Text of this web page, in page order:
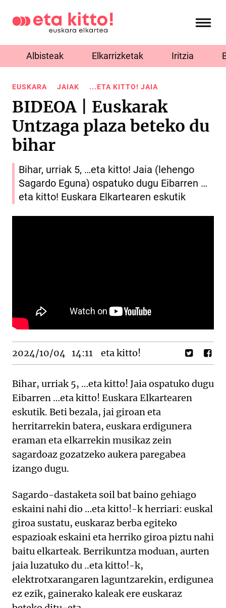
Albisteak Elkarrizketak Iritzia
EUSKARA JAIAK ...ETA KITTO! JAIA
BIDEOA | Euskarak
Untzaga plaza beteko du
bihar
Bihar, urriak 5, …eta kitto! Jaia (lehengo
Sagardo Eguna) ospatuko dugu Eibarren …
eta kitto! Euskara Elkartearen eskutik
2024/10/04 14:11 eta kitto!
Bihar, urriak 5, …eta kitto! Jaia ospatuko dugu
Eibarren …eta kitto! Euskara Elkartearen
eskutik. Beti bezala, jai giroan eta
herritarrekin batera, euskara erdigunera
eraman eta elkarrekin musikaz zein
sagardoaz gozatzeko aukera paregabea
izango dugu.
Sagardo-dastaketa soil bat baino gehiago
eskaini nahi dio …eta kitto!-k herriari: euskal
giroa sustatu, euskaraz berba egiteko
espazioak eskaini eta herriko giroa piztu nahi
baitu elkarteak. Berrikuntza moduan, aurten
jaia luzatuko du ..eta kitto!-k,
elektrotxarangaren laguntzarekin, erdigunea
ez ezik, gainerako kaleak ere euskaraz